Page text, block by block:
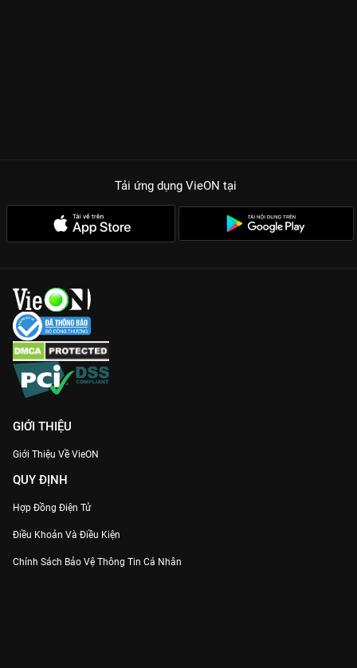
Tải ứng dụng VieON tại
GIỚI THIỆU
Giới Thiệu Về VieON
QUY ĐỊNH
Hợp Đồng Điện Tử
Điều Khoản Và Điều Kiện
Chính Sách Bảo Vệ Thông Tin Cá Nhân